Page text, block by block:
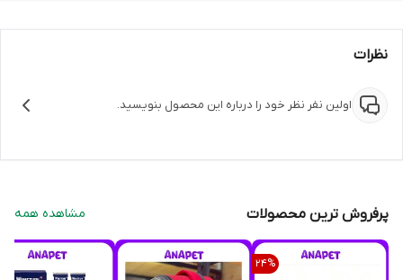
نظرات
اولین نفر نظر خود را درباره این محصول بنویسید.
پرفروش ترین محصولات مشاهده همه
24%